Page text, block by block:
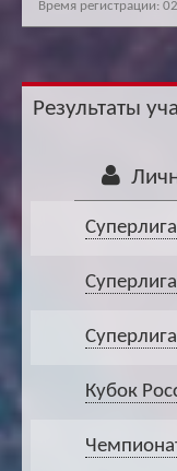
Время регистрации:
Результаты
Кубок